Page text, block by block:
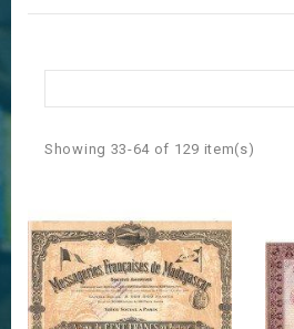
Showing 33-64 of 129 item(s)